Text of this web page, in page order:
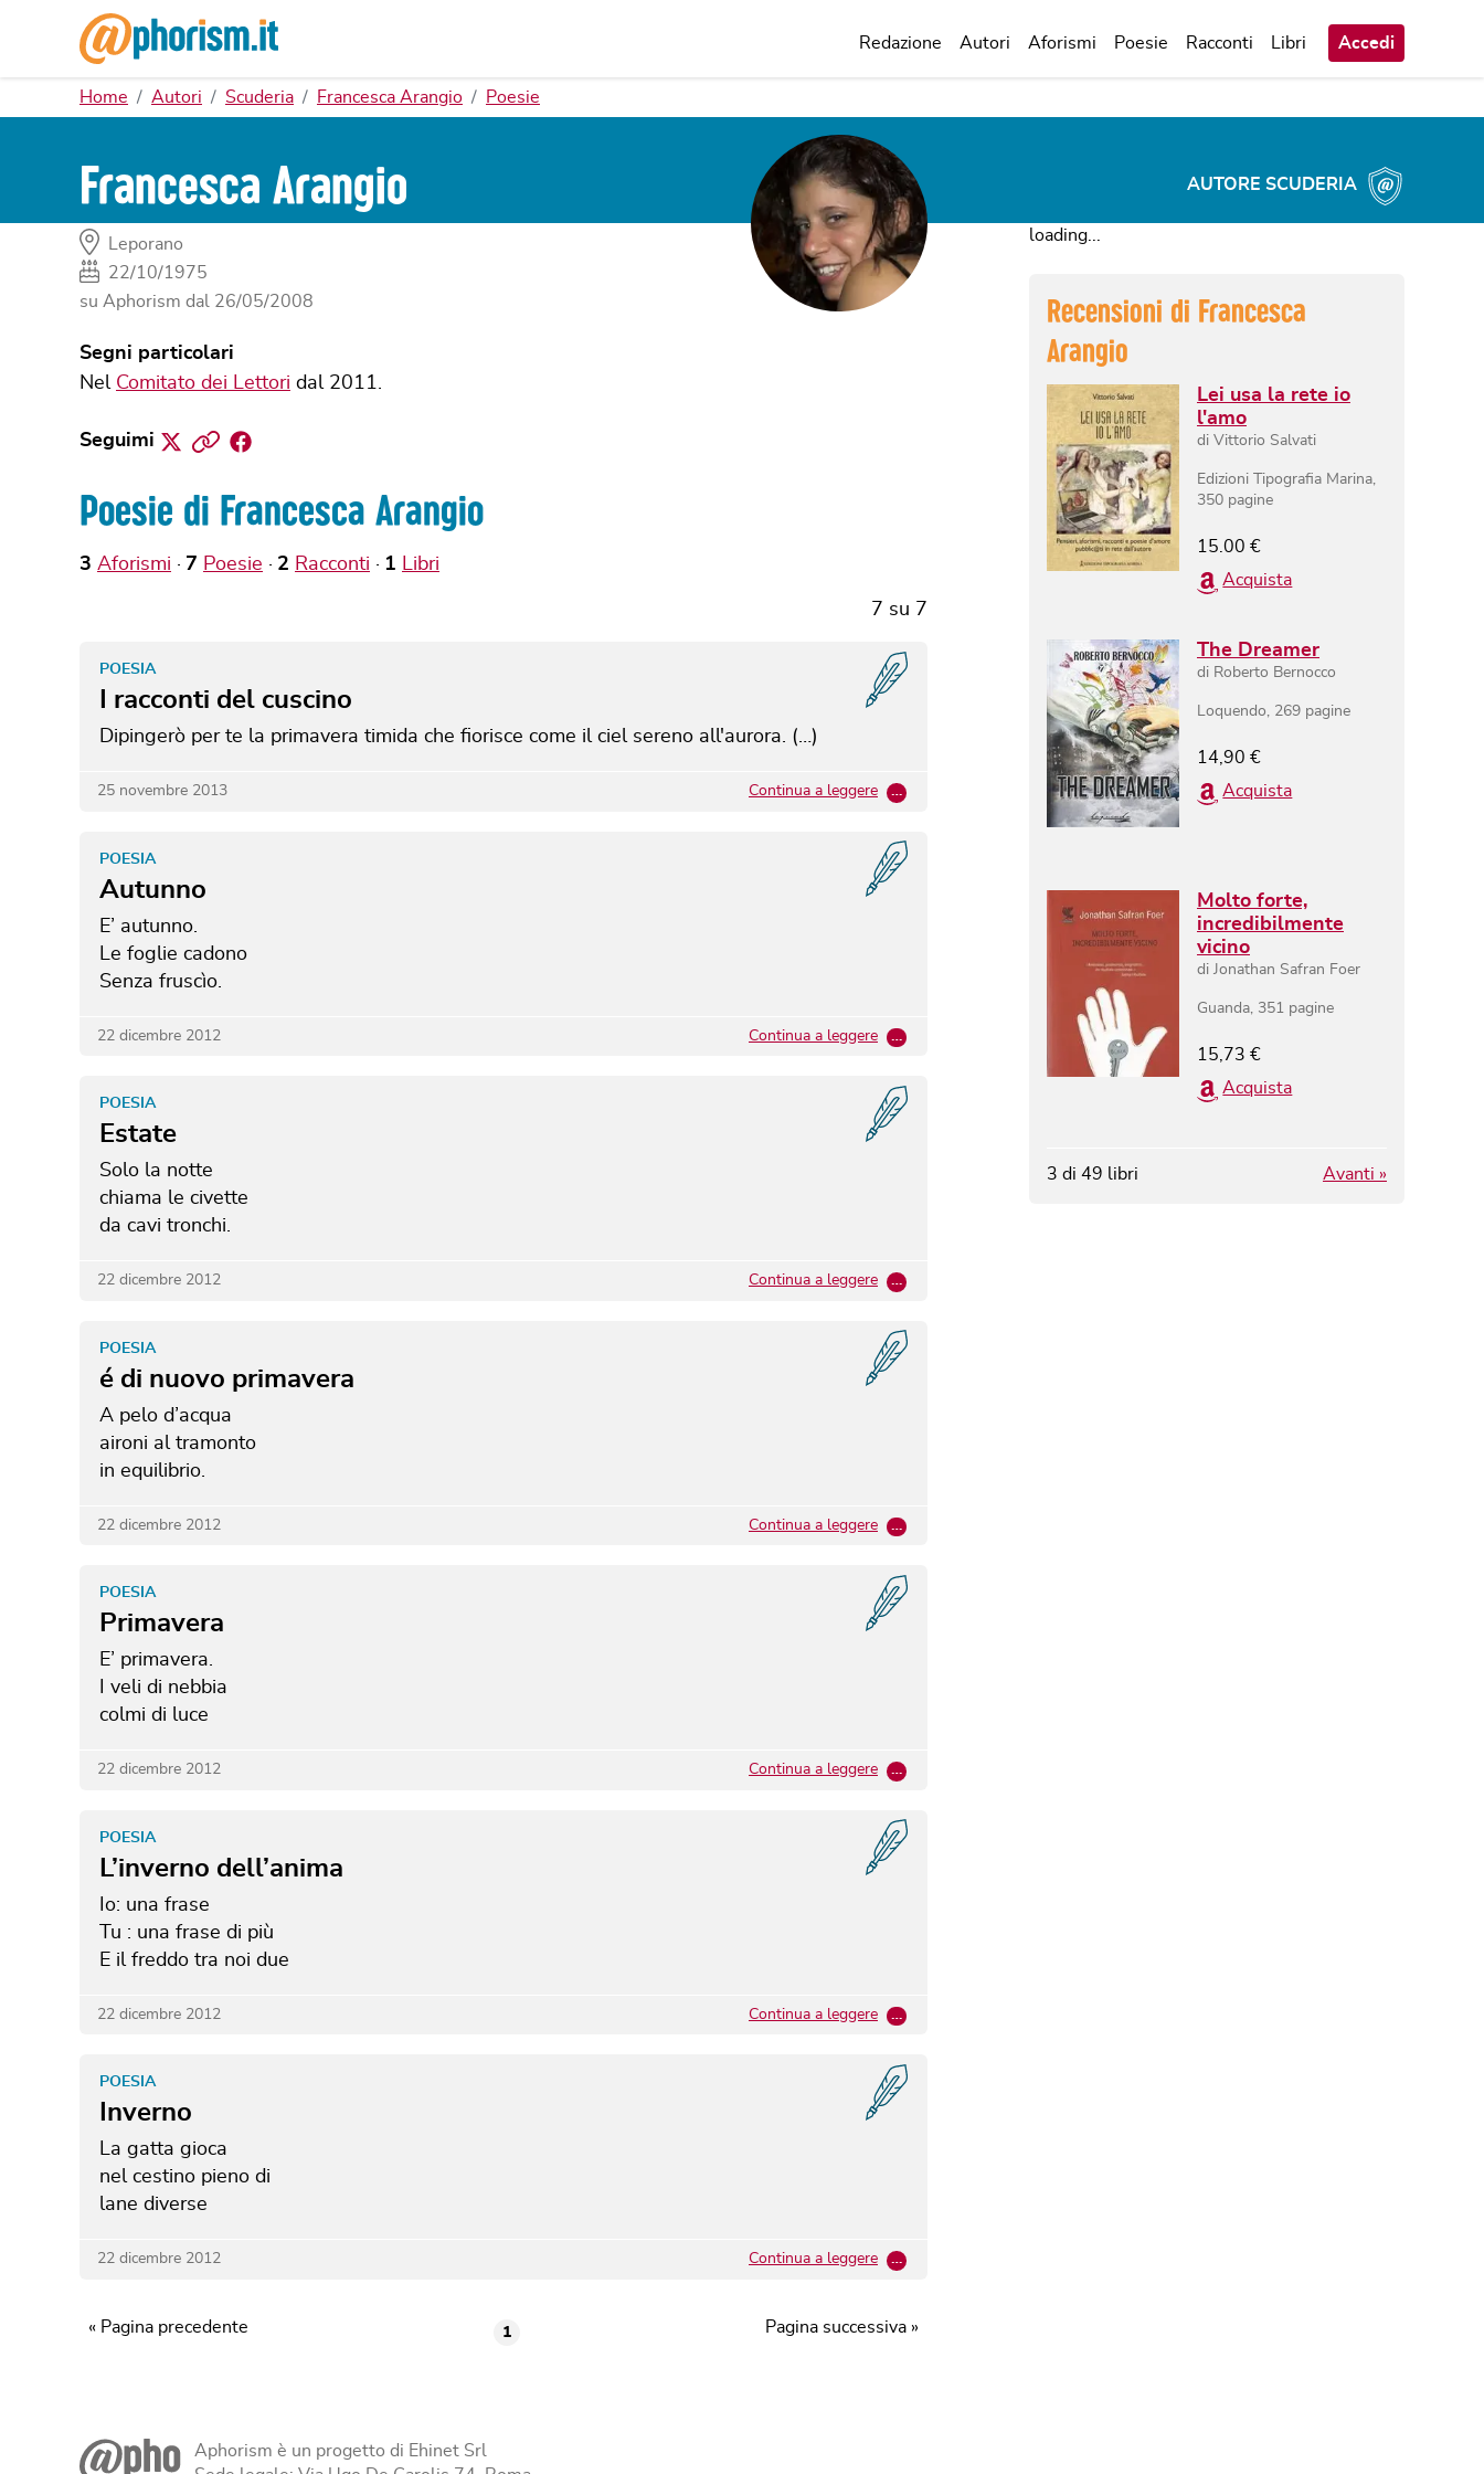
Redazione Autori Aforismi Poesie Racconti Libri Accedi
Home Autori Scuderia Francesca Arangio Poesie
Francesca Arangio AUTORE SCUDERIA
Leporano
22/10/1975
su Aphorism dal 26/05/2008
Segni particolari
Nel Comitato dei Lettori dal 2011.
Seguimi Twitter
Sito Facebook
Poesie di Francesca Arangio
3 Aforismi 7 Poesie 2 Racconti 1 Libri
7 su 7
I racconti del cuscino
POESIA
Dipingerò per te la primavera timida che fiorisce come il ciel sereno all'aurora. (…)
25 novembre 2013 Continua a leggere …
Autunno
POESIA
E’ autunno.
Le foglie cadono
Senza fruscìo.
22 dicembre 2012 Continua a leggere …
Estate
POESIA
Solo la notte
chiama le civette
da cavi tronchi.
22 dicembre 2012 Continua a leggere …
é di nuovo primavera
POESIA
A pelo d’acqua
aironi al tramonto
in equilibrio.
22 dicembre 2012 Continua a leggere …
Primavera
POESIA
E’ primavera.
I veli di nebbia
colmi di luce
22 dicembre 2012 Continua a leggere …
L’inverno dell’anima
POESIA
Io: una frase
Tu : una frase di più
E il freddo tra noi due
22 dicembre 2012 Continua a leggere …
Inverno
POESIA
La gatta gioca
nel cestino pieno di
lane diverse
22 dicembre 2012 Continua a leggere …
1
« Pagina precedente Pagina successiva »
loading...
Recensioni di Francesca
Arangio
Lei usa la rete io
l'amo
di Vittorio Salvati
Edizioni Tipografia Marina,
350 pagine
15.00 €
Acquista
The Dreamer
di Roberto Bernocco
Loquendo, 269 pagine
14,90 €
Acquista
Molto forte,
incredibilmente
vicino
di Jonathan Safran Foer
Guanda, 351 pagine
15,73 €
Acquista
3 di 49 libri Avanti »
Aphorism è un progetto di Ehinet Srl